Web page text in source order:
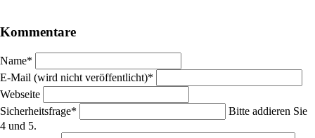
Kommentare
Pflichtfeld
Name*
Pflichtfeld
E-Mail (wird nicht veröffentlicht)*
Webseite
Pflichtfeld
Sicherheitsfrage*
Bitte addieren Sie
4 und 5.